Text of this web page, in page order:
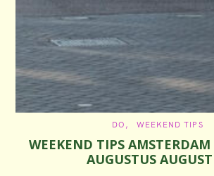
C
T
E
G
O
DO WEEKEND TIPS
WEEKEND TIPS
AUGUSTUS